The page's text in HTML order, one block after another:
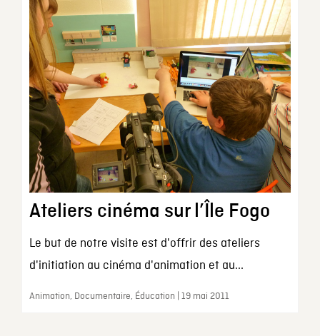
Ateliers cinéma sur l’Île Fogo
Le but de notre visite est d'offrir des ateliers
d'initiation au cinéma d'animation et au...
Animation, Documentaire, Éducation | 19 mai 2011